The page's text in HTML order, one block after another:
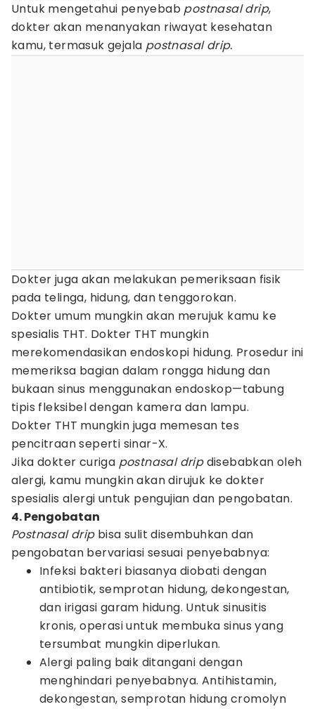
Untuk mengetahui penyebab postnasal drip,
dokter akan menanyakan riwayat kesehatan
kamu, termasuk gejala postnasal drip.
Dokter juga akan melakukan pemeriksaan fisik
pada telinga, hidung, dan tenggorokan.
Dokter umum mungkin akan merujuk kamu ke
spesialis THT. Dokter THT mungkin
merekomendasikan endoskopi hidung. Prosedur ini
memeriksa bagian dalam rongga hidung dan
bukaan sinus menggunakan endoskop—tabung
tipis fleksibel dengan kamera dan lampu.
Dokter THT mungkin juga memesan tes
pencitraan seperti sinar-X.
Jika dokter curiga postnasal dripdisebabkan oleh
alergi, kamu mungkin akan dirujuk ke dokter
spesialis alergi untuk pengujian dan pengobatan.
4. Pengobatan
Postnasal dripbisa sulit disembuhkan dan
pengobatan bervariasi sesuai penyebabnya:
Infeksi bakteri biasanya diobati dengan
antibiotik, semprotan hidung, dekongestan,
dan irigasi garam hidung. Untuk sinusitis
kronis, operasi untuk membuka sinus yang
tersumbat mungkin diperlukan.
Alergi paling baik ditangani dengan
menghindari penyebabnya. Antihistamin,
dekongestan, semprotan hidung cromolyn